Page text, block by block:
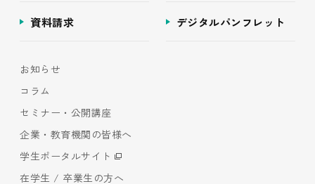
資料請求 デジタルパンフレット
お知らせ
コラム
セミナー・公開講座
企業・教育機関の皆様へ
学生ポータルサイト
在学生 / 卒業生の方へ